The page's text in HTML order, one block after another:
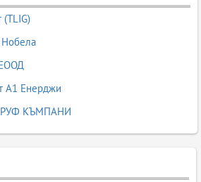
(TLIG)
А1 Енерджи
РУФ КЪМПАНИ